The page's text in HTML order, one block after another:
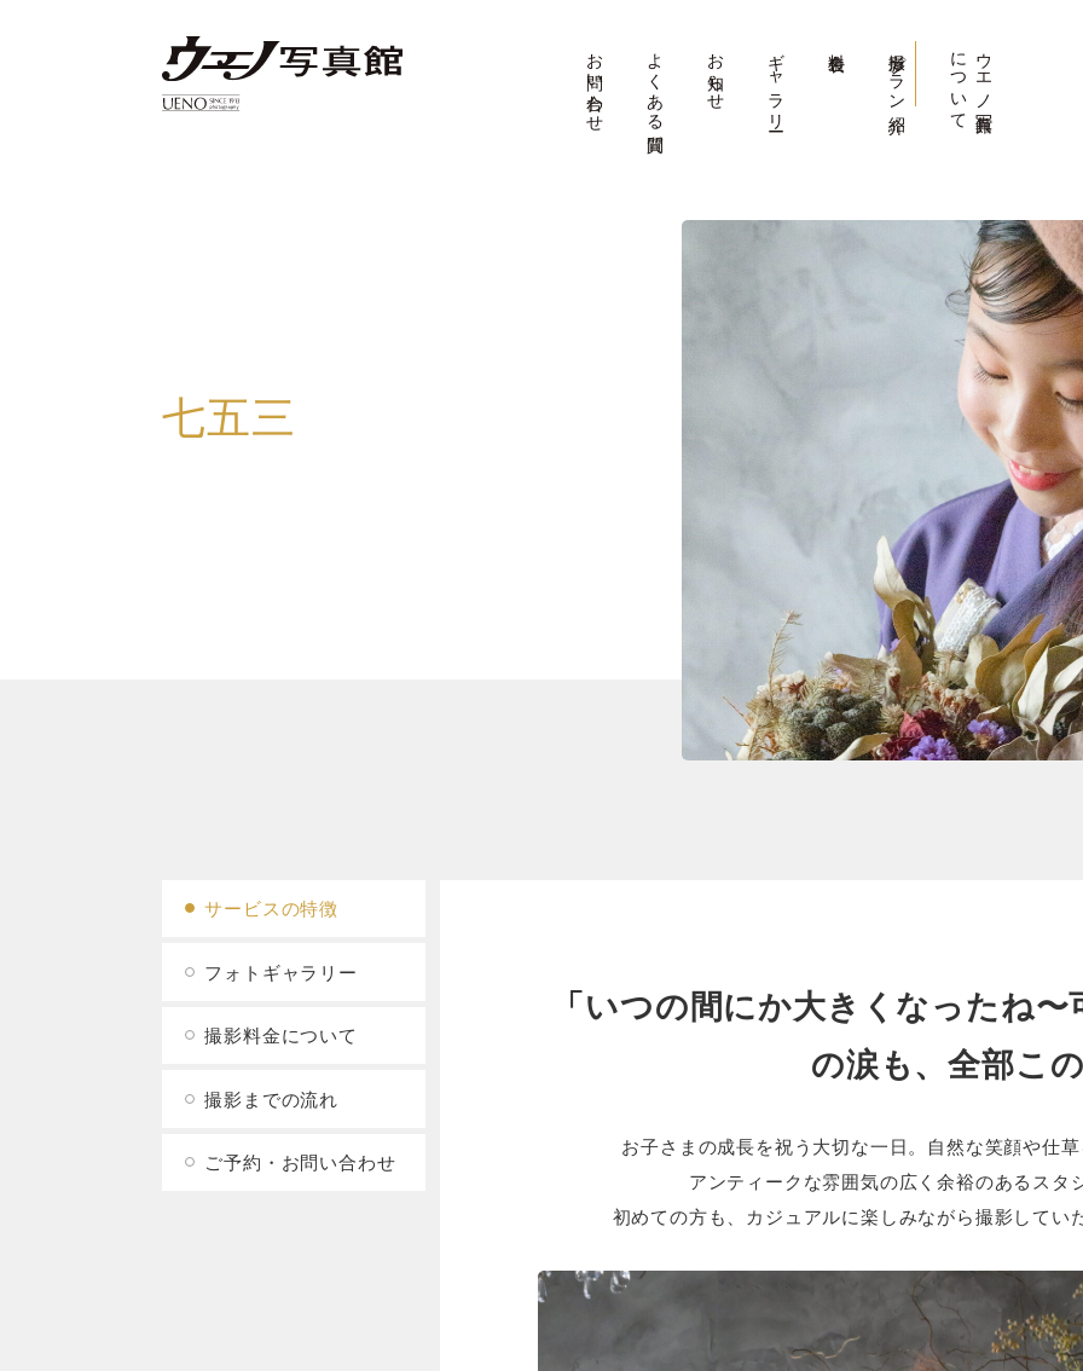
お問い合わせ よくある質問 お知らせ ギャラリー 撮影プラン紹介 ウエノ写真館
について
七五三
サービスの特徴
フォトギャラリー
撮影料金について
撮影までの流れ
ご予約・お問い合わせ
「いつの間にか大きくなったね
の涙も、全部こ
お子さまの成長を祝う大切な一日。自然な笑顔や仕
アンティークな雰囲気の広く余裕のあるスタ
初めての方も、カジュアルに楽しみながら撮影してい